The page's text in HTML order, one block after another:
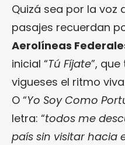
Quizá sea por la voz
pasajes recuerdan
Aerolíneas
inicial “Tú Fíjate”,
vigueses el ritmo
O “Yo Soy Como
letra: “todos me
país sin visitar hacia